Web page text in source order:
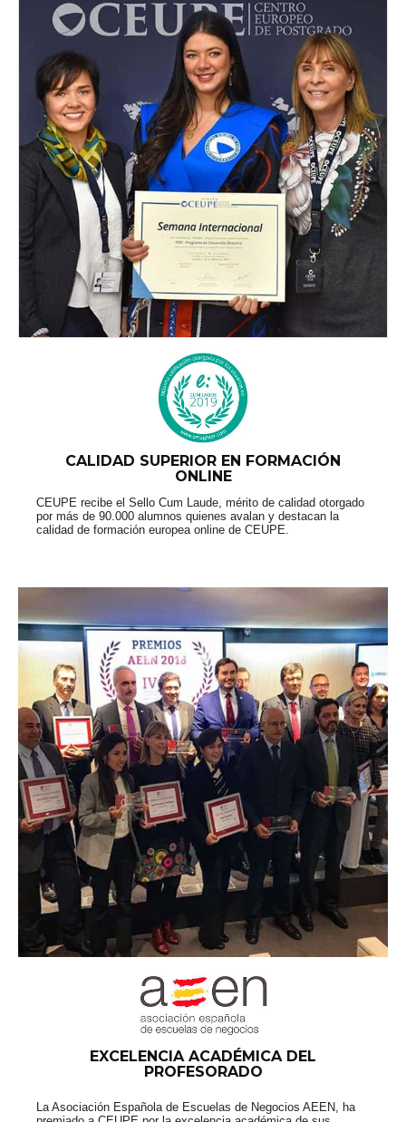
CALIDAD SUPERIOR EN FORMACIÓN
ONLINE
CEUPE recibe el Sello Cum Laude, mérito de calidad otorgado
por más de 90.000 alumnos quienes avalan y destacan la
calidad de formación europea online de CEUPE.
EXCELENCIA ACADÉMICA DEL
PROFESORADO
La Asociación Española de Escuelas de Negocios AEEN, ha